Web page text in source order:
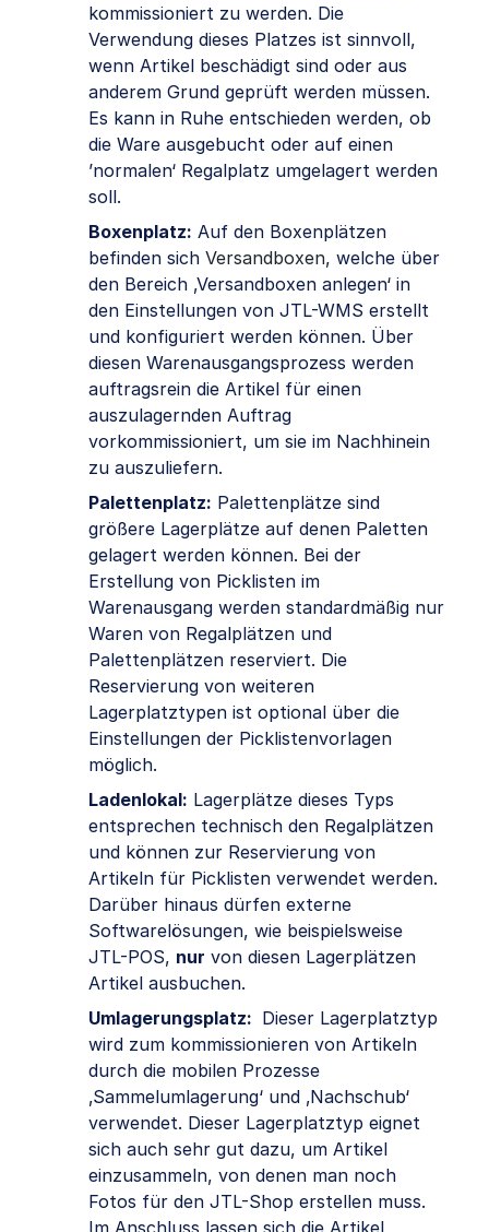
kommissioniert zu werden. Die
Verwendung dieses Platzes ist sinnvoll,
wenn Artikel beschädigt sind oder aus
anderem Grund geprüft werden müssen.
Es kann in Ruhe entschieden werden, ob
die Ware ausgebucht oder auf einen
’normalen‘ Regalplatz umgelagert werden
soll.
Boxenplatz: Auf den Boxenplätzen
befinden sich Versandboxen, welche über
den Bereich ‚Versandboxen anlegen‘ in
den Einstellungen von JTL-WMS erstellt
und konfiguriert werden können. Über
diesen Warenausgangsprozess werden
auftragsrein die Artikel für einen
auszulagernden Auftrag
vorkommissioniert, um sie im Nachhinein
zu auszuliefern.
Palettenplatz: Palettenplätze sind
größere Lagerplätze auf denen Paletten
gelagert werden können. Bei der
Erstellung von Picklisten im
Warenausgang werden standardmäßig nur
Waren von Regalplätzen und
Palettenplätzen reserviert. Die
Reservierung von weiteren
Lagerplatztypen ist optional über die
Einstellungen der Picklistenvorlagen
möglich.
Ladenlokal: Lagerplätze dieses Typs
entsprechen technisch den Regalplätzen
und können zur Reservierung von
Artikeln für Picklisten verwendet werden.
Darüber hinaus dürfen externe
Softwarelösungen, wie beispielsweise
JTL-POS, nur von diesen Lagerplätzen
Artikel ausbuchen.
Umlagerungsplatz: Dieser Lagerplatztyp
wird zum kommissionieren von Artikeln
durch die mobilen Prozesse
‚Sammelumlagerung‘ und ‚Nachschub‘
verwendet. Dieser Lagerplatztyp eignet
sich auch sehr gut dazu, um Artikel
einzusammeln, von denen man noch
Fotos für den JTL-Shop erstellen muss.
Im Anschluss lassen sich die Artikel